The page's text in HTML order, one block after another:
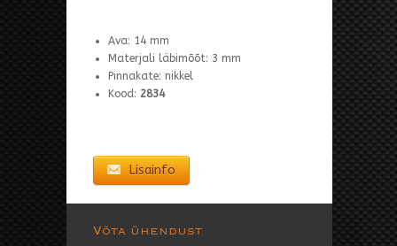
Ava: 14 mm
Materjali läbimõõt: 3 mm
Pinnakate: nikkel
Kood: 2834
Lisainfo
Võta ühendust